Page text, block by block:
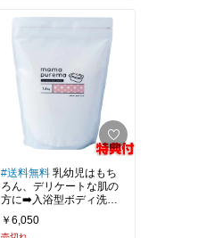
亡くなった翌日に届きま
した。
やっと開封して使って見
ましたが
泡切れもよく、香りも残
りにくいです
はUMF+10で十分そうで
すね。レビュー評価も高
いです。赤ちゃんや、蜂
にアレルギーのある人は
避けて下さいねー(●´ω｀
【マヌカハニーのハニー
#お試し
#マヌカハニー
純粋 #はちみつ #蜂蜜 #非
加熱 #オーガニック
#送料無料 乳幼児はもち
ろん、デリケートな肌の
方に➡️入浴型ボディ洗浄
剤♡ママプレマ 600g入
りです。
￥6,050